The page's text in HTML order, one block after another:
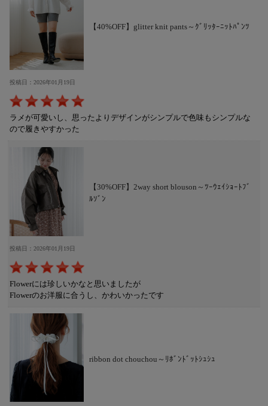
【40%OFF】glitter knit pants～ｸﾞﾘｯﾀｰﾆｯﾄﾊﾟﾝﾂ
投稿日：2026年01月19日
ラメが可愛いし、思ったよりデザインがシンプルで色味もシンプルな
ので履きやすかった
【30%OFF】2way short blouson～ﾂｰｳｪｲｼｮｰﾄﾌﾞ
ﾙｿﾞﾝ
投稿日：2026年01月19日
Flowerには珍しいかなと思いましたが
Flowerのお洋服に合うし、かわいかったです
ribbon dot chouchou～ﾘﾎﾞﾝﾄﾞｯﾄｼｭｼｭ